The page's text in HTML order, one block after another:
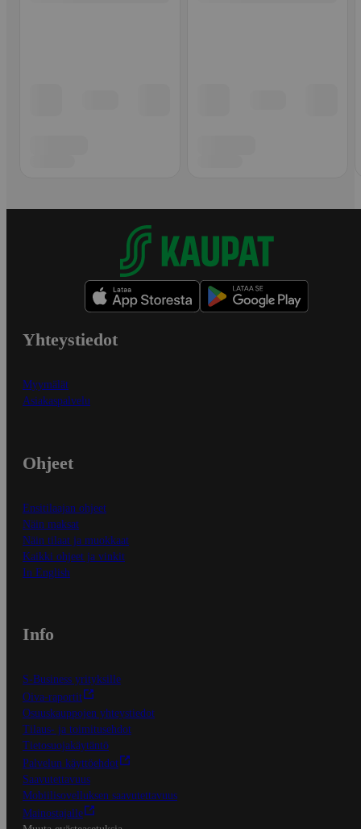
Yhteystiedot
Myymälät
Asiakaspalvelu
Ohjeet
Ensitilaajan ohjeet
Näin maksat
Näin tilaat ja muokkaat
Kaikki ohjeet ja vinkit
In English
Info
S-Business yrityksille
Oiva-raportit
Osuuskauppojen yhteystiedot
Tilaus- ja toimitusehdot
Tietosuojakäytäntö
Palvelun käyttöehdot
Saavutettavuus
Mobiilisovelluksen saavutettavuus
Mainostajalle